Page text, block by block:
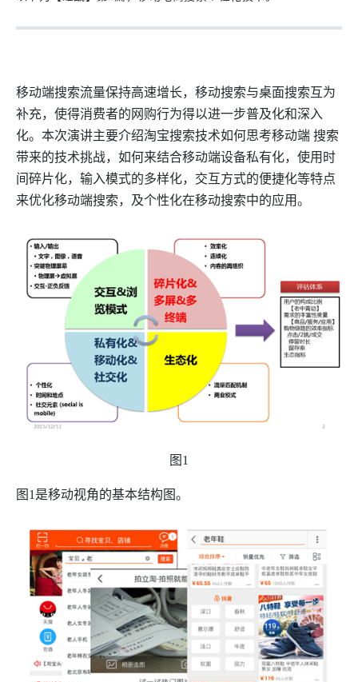
移动端搜索流量保持高速增长，移动搜索与桌面搜索互为
补充，使得消费者的网购行为得以进一步普及化和深入
化。本次演讲主要介绍淘宝搜索技术如何思考移动端 搜索
带来的技术挑战，如何来结合移动端设备私有化，使用时
间碎片化，输入模式的多样化，交互方式的便捷化等特点
来优化移动端搜索，及个性化在移动搜索中的应用。
图 1
图 1 是移动视角的基本结构图。